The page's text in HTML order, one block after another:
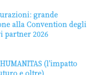
grande
alla Convention degli
partner 2026
(l’impatto
e oltre)